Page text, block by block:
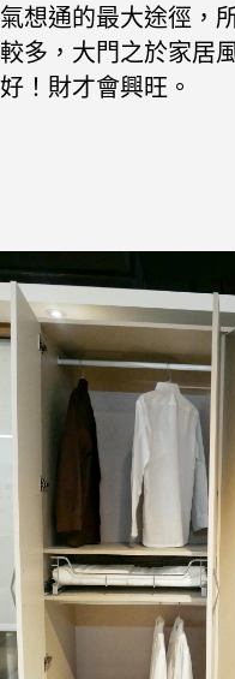
氣想通的最大途徑，
較多，大門之於家居
好！財才會興旺。